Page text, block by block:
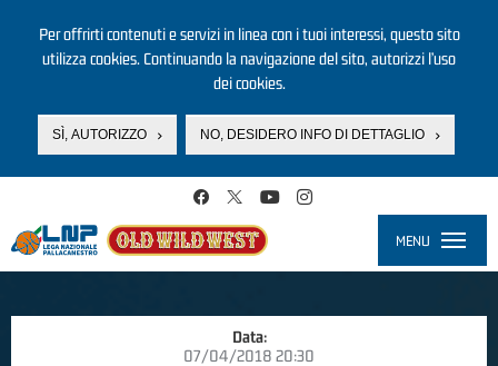
Per offrirti contenuti e servizi in linea con i tuoi interessi, questo sito
utilizza cookies. Continuando la navigazione del sito, autorizzi l’uso
dei cookies.
SÌ, AUTORIZZO NO, DESIDERO INFO DI DETTAGLIO
MENU
Data:
07/04/2018 20:30